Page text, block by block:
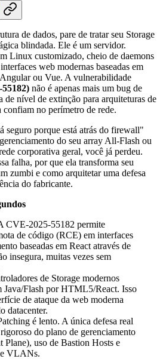
de dados, pare de tratar seu Storage
blindada. Ele é um servidor.
Linux customizado, cheio de daemons
web modernas baseadas em
ou Vue. A vulnerabilidade
não é apenas mais um bug de
de nível de extinção para arquiteturas de
confiam no perímetro de rede.
seguro porque está atrás do firewall"
do seu array All-Flash ou
corporativa geral, você já perdeu.
falha, por que ela transforma seu
zumbi e como arquitetar uma defesa
do fabricante.
CVE-2025-55182 permite
de código (RCE) em interfaces
baseadas em React através de
insegura, muitas vezes sem
de Storage modernos
Java/Flash por HTML5/React. Isso
de ataque da web moderna
datacenter.
é lento. A única defesa real
do plano de gerenciamento
Plane), uso de Bastion Hosts e
VLANs.